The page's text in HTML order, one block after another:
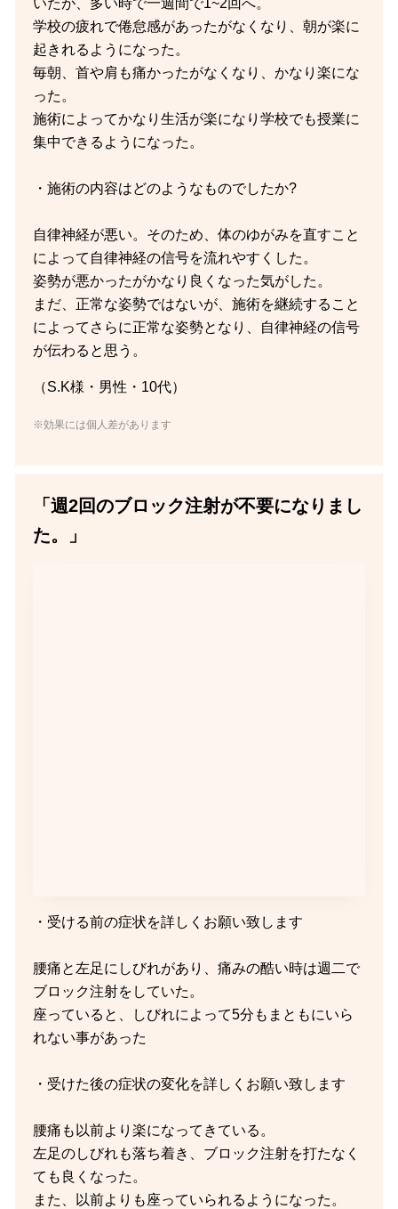
学校の疲れで倦怠感があったがなくなり、朝が楽に
起きれるようになった。
毎朝、首や肩も痛かったがなくなり、かなり楽にな
った。
施術によってかなり生活が楽になり学校でも授業に
集中できるようになった。
・施術の内容はどのようなものでしたか?
自律神経が悪い。そのため、体のゆがみを直すこと
によって自律神経の信号を流れやすくした。
姿勢が悪かったがかなり良くなった気がした。
まだ、正常な姿勢ではないが、施術を継続すること
によってさらに正常な姿勢となり、自律神経の信号
が伝わると思う。
（S.K様・男性・10代）
※効果には個人差があります
「週2回のブロック注射が不要になりまし
た。」
・受ける前の症状を詳しくお願い致します
腰痛と左足にしびれがあり、痛みの酷い時は週二で
ブロック注射をしていた。
座っていると、しびれによって5分もまともにいら
れない事があった
・受けた後の症状の変化を詳しくお願い致します
腰痛も以前より楽になってきている。
左足のしびれも落ち着き、ブロック注射を打たなく
ても良くなった。
また、以前よりも座っていられるようになった。